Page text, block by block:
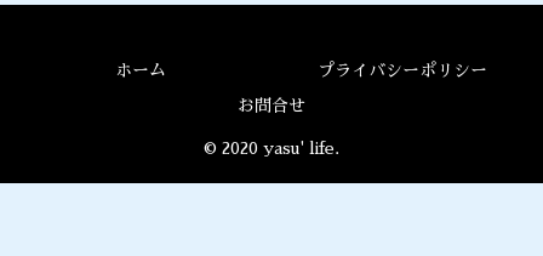
ホーム プライバシーポリシー
お問合せ
© 2020 yasu' life.